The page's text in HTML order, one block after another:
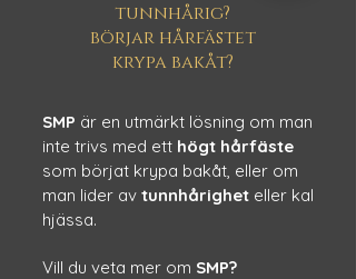
tunnhårig?
börjar hårfästet
krypa bakåt?
SMP är en utmärkt lösning om man
inte trivs med ett högt hårfäste
som börjat krypa bakåt, eller om
man lider av tunnhårighet eller kal
hjässa.
Vill du veta mer om SMP?